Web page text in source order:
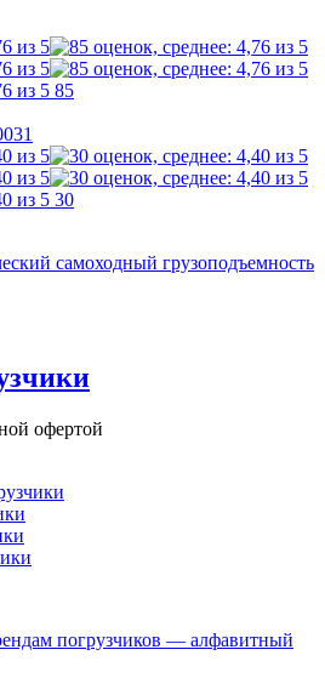
85
30
самоходный грузоподъемность
офертой
погрузчиков — алфавитный